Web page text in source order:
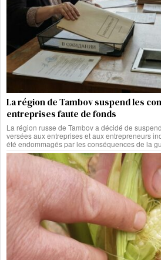
La région de Tambov suspend les
entreprises faute de fonds
La région russe de Tambov a décidé de
versées aux entreprises et aux entrepreneurs
été endommagés par les conséquences de la